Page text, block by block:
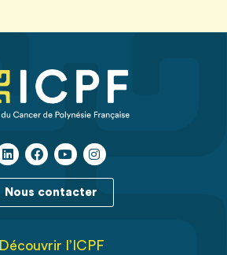
Nous contacter
Découvrir l’ICPF